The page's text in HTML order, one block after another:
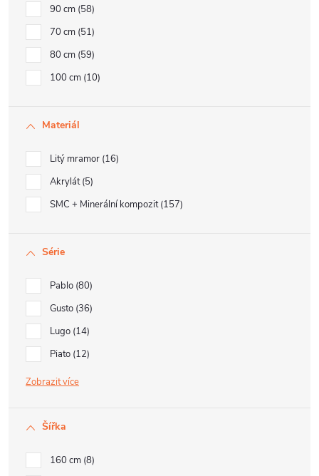
90 cm 58
70 cm 51
80 cm 59
100 cm 10
Materiál
Litý mramor 16
Akrylát 5
SMC + Minerální kompozit 157
Série
Pablo 80
Gusto 36
Lugo 14
Piato 12
Zobrazit
Šířka
160 cm 8